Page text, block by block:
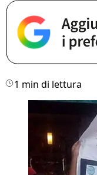
1 min di lettura